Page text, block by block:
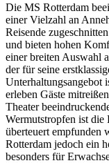
Die MS Rotterdam
einer Vielzahl an
Reisende
und bieten hohen
einer breiten Auswahl
der für seine
erleben Gäste
Theater
Wermutstropfen ist die
überteuert empfunden
Rotterdam jedoch ein
besonders für